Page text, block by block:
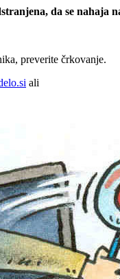
da se nahaja
preverite črkovanje.
ali